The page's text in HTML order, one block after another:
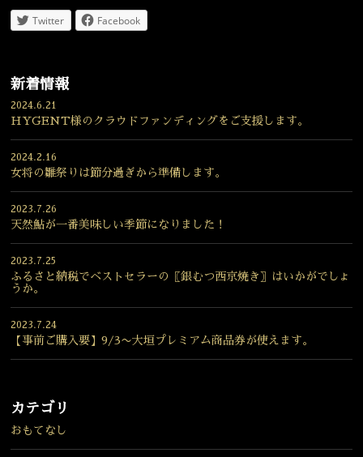
Twitter Facebook
新着情報
2024.6.21
HYGENT様のクラウドファンディングをご支援します。
2024.2.16
女将の雛祭りは節分過ぎから準備します。
2023.7.26
天然鮎が一番美味しい季節になりました！
2023.7.25
ふるさと納税でベストセラーの〖銀むつ西京焼き〗はいかがでしょ
うか。
2023.7.24
【事前ご購入要】9/3〜大垣プレミアム商品券が使えます。
カテゴリ
おもてなし